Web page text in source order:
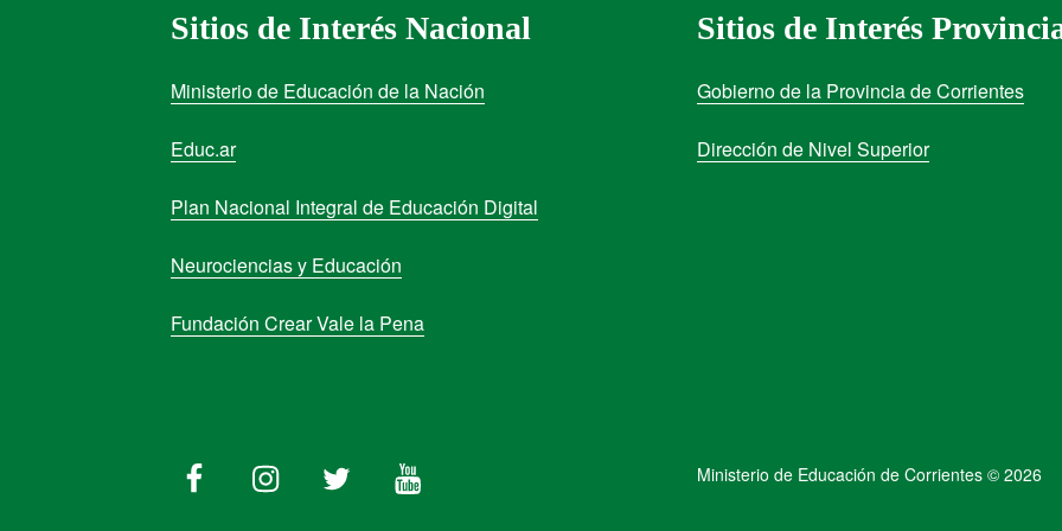
Sitios de Interés Nacional
Ministerio de Educación de la Nación
Educ.ar
Plan Nacional Integral de Educación Digital
Neurociencias y Educación
Fundación Crear Vale la Pena
Sitios de Interés
Gobierno de la Provincia de Corrientes
Dirección de Nivel Superior
Ministerio de Educación de Corrientes © 2026